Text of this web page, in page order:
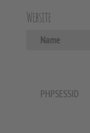
Website
Name
PHPSESSID